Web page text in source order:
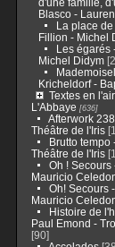
Blasco -
La place
Fillion - Michel
Les égarés
Michel Didym
Kricheldorf -
Textes en
L'Abbaye [636]
Afterwork
Théâtre de l'Iris
Brutto tempo
Théâtre de l'Iris
Oh ! Secours
Mauricio
Oh! Secours
Mauricio
Histoire de
Paul Emond -
[90]